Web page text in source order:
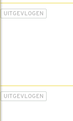
UITGEVLOGEN
UITGEVLOGEN